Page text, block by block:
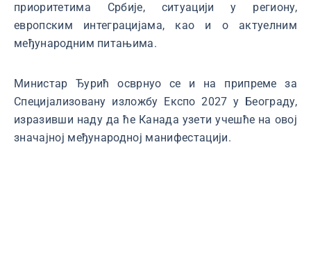
приоритетима Србије, ситуацији у региону,
европским интеграцијама, као и о актуелним
међународним питањима.
Министар Ђурић осврнуо се и на припреме за
Специјализовану изложбу Експо 2027 у Београду,
изразивши наду да ће Канада узети учешће на овој
значајној међународној манифестацији.